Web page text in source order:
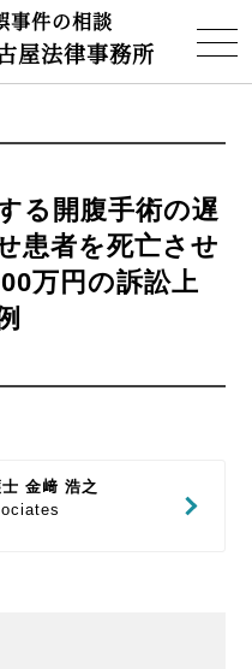
事件の相談
屋法律事務所
る開腹手術の遅
患者を死亡させ
万円の訴訟上
金﨑 浩之